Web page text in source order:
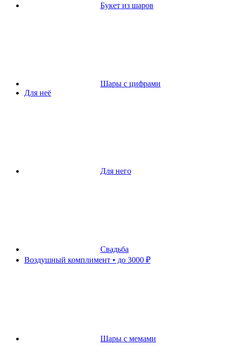
Букет из шаров
Шары с цифрами
Для неё
Для него
Свадьба
Воздушный комплимент • до 3000 ₽
Шары с мемами